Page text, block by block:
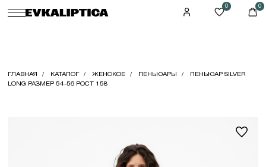
0 0
ГЛАВНАЯ КАТАЛОГ ЖЕНСКОЕ ПЕНЬЮАРЫ
ПЕНЬЮАР SILVER
LONG РАЗМЕР 54-56 РОСТ 158